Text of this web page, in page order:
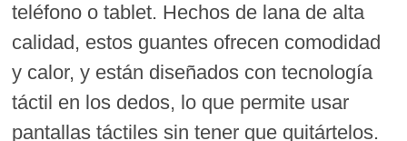
teléfono o tablet. Hechos de lana de alta
calidad, estos guantes ofrecen comodidad
y calor, y están diseñados con tecnología
táctil en los dedos, lo que permite usar
pantallas táctiles sin tener que quitártelos.